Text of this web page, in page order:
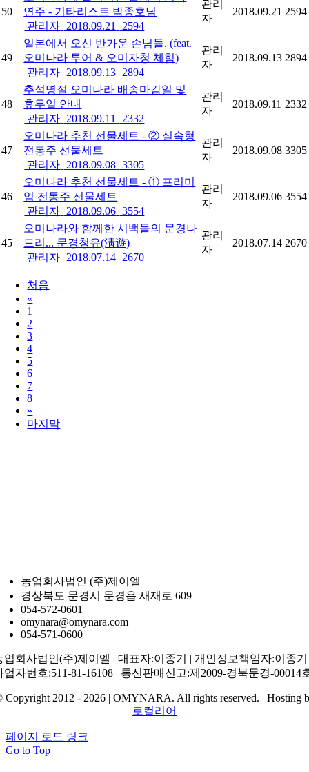
50
연주 - 기타리스트 박종호님
관리자 2018.09.21 2594
관리
자
2018.09.21 2594
49
일본에서 오신 반가운 손님들. (feat.
오미나라 투어 & 오미자청 체험)
관리자 2018.09.13 2894
관리
자
2018.09.13 2894
48
추석명절 오미나라 배송마감일 및
휴무일 안내
관리자 2018.09.11 2332
관리
자
2018.09.11 2332
47
오미나라 추천 선물세트 - ② 실속형
전통주 선물세트
관리자 2018.09.08 3305
관리
자
2018.09.08 3305
46
오미나라 추천 선물세트 - ① 프리미
엄 전통주 선물세트
관리자 2018.09.06 3554
관리
자
2018.09.06 3554
45
오미나라와 함께한 시백들의 문경나
드리... 문경청유(淸遊)
관리자 2018.07.14 2670
관리
자
2018.07.14 2670
처음
«
1
2
3
4
5
6
7
8
»
마지막
농업회사법인 (주)제이엘
경상북도 문경시 문경읍 새재로 609
054-572-0601
omynara@omynara.com
054-571-0600
업회사법인(주)제이엘 | 대표자:이종기 | 개인정보책임자:이종기
업자번호:511-81-16108 | 통신판매신고:제2009-경북문경-00014
Copyright 2012 - 2026 | OMYNARA. All rights reserved. | Hosting
로컬리어
페이지 로드 링크
Go to Top